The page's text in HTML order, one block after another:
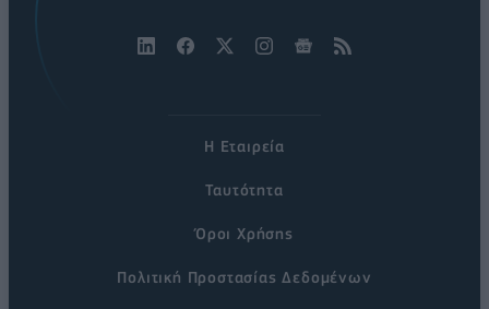
Η Εταιρεία
Ταυτότητα
Όροι Χρήσης
Πολιτική Προστασίας Δεδομένων